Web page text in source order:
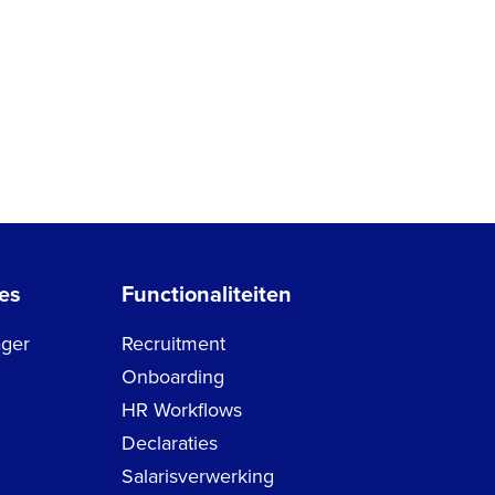
Functionaliteiten
Recruitment
Onboarding
HR Workflows
Declaraties
Salarisverwerking